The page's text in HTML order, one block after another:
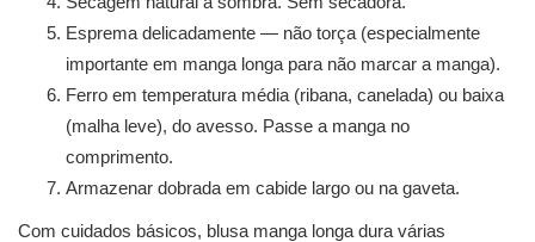
Esprema delicadamente — não torça (especialmente
importante em manga longa para não marcar a manga).
Ferro em temperatura média (ribana, canelada) ou baixa
(malha leve), do avesso. Passe a manga no
comprimento.
Armazenar dobrada em cabide largo ou na gaveta.
Com cuidados básicos, blusa manga longa dura várias